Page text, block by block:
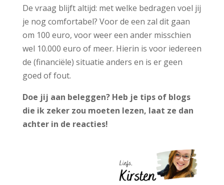
De vraag blijft altijd: met welke bedragen voel jij
je nog comfortabel? Voor de een zal dit gaan
om 100 euro, voor weer een ander misschien
wel 10.000 euro of meer. Hierin is voor iedereen
de (financiële) situatie anders en is er geen
goed of fout.
Doe jij aan beleggen? Heb je tips of blogs
die ik zeker zou moeten lezen, laat ze dan
achter in de reacties!